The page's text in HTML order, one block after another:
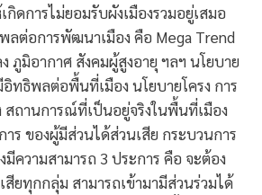
กิดการไม่ยอมรับผังเมืองรวมอยู่เสมอ
ต่อการพัฒนาเมือง คือ Mega Trend
ภูมิอากาศ สังคมผู้สูงอายุ ฯลฯ นโยบาย
ทธิพลต่อพื้นที่เมือง นโยบายโครง การ
สถานการณ์ที่เป็นอยู่จริงในพื้นที่เมือง
าร ของผู้มีส่วนได้ส่วนเสีย กระบวนการ
ความสามารถ 3 ประการ คือ จะต้อง
ยทุกกลุ่ม สามารถเข้ามามีส่วนร่วมได้